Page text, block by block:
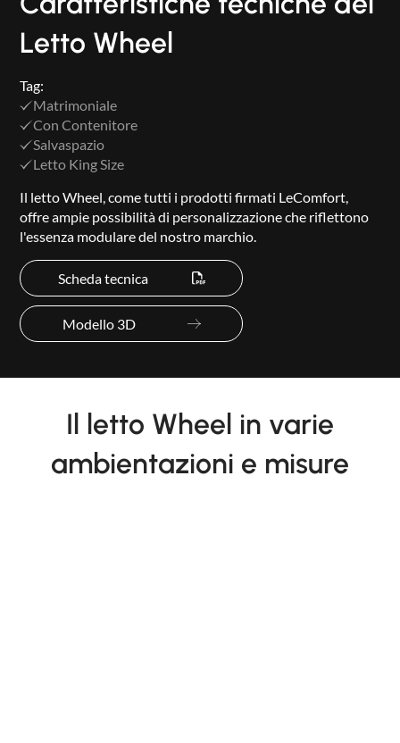
Letto Wheel
Tag:
Matrimoniale
Con Contenitore
Salvaspazio
Letto King Size
Il letto Wheel, come tutti i prodotti firmati LeComfort,
offre ampie possibilità di personalizzazione che riflettono
l'essenza modulare del nostro marchio.
Scheda tecnica
Modello 3D
Il letto Wheel in varie
ambientazioni e misure